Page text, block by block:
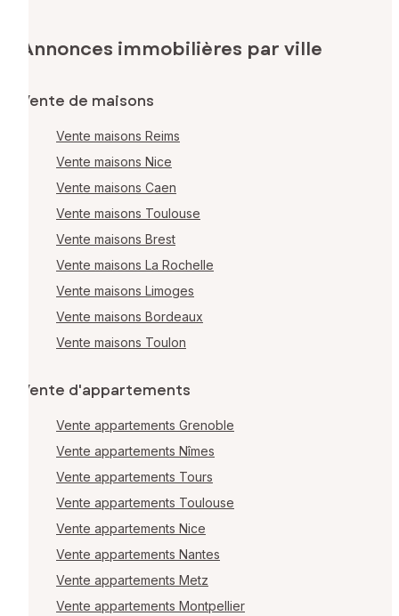
Annonces immobilières par ville
Vente de maisons
Vente maisons Reims
Vente maisons Nice
Vente maisons Caen
Vente maisons Toulouse
Vente maisons Brest
Vente maisons La Rochelle
Vente maisons Limoges
Vente maisons Bordeaux
Vente maisons Toulon
Vente d'appartements
Vente appartements Grenoble
Vente appartements Nîmes
Vente appartements Tours
Vente appartements Toulouse
Vente appartements Nice
Vente appartements Nantes
Vente appartements Metz
Vente appartements Montpellier